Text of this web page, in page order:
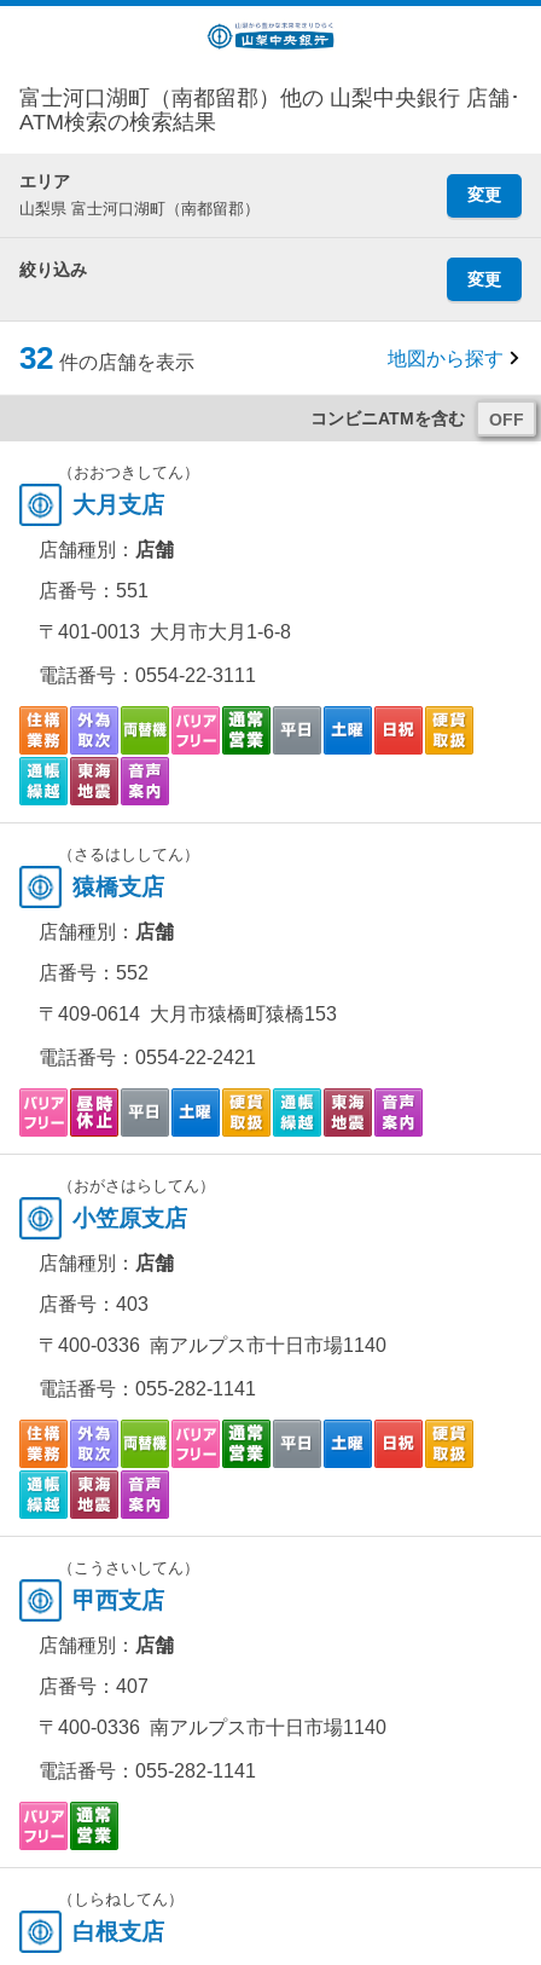
富士河口湖町（南都留郡）他の 山梨中央銀行 店舗･
ATM検索の検索結果
エリア
山梨県 富士河口湖町（南都留郡）
変更
絞り込み 変更
32 件の店舗を表示 地図から探す
コンビニATMを含む
（おおつきしてん）
大月支店
店舗種別： 店舗
店番号：551
〒401-0013 大月市大月1-6-8
電話番号： 0554-22-3111
（さるはししてん）
猿橋支店
店舗種別： 店舗
店番号：552
〒409-0614 大月市猿橋町猿橋153
電話番号： 0554-22-2421
（おがさはらしてん）
小笠原支店
店舗種別： 店舗
店番号：403
〒400-0336 南アルプス市十日市場1140
電話番号： 055-282-1141
（こうさいしてん）
甲西支店
店舗種別： 店舗
店番号：407
〒400-0336 南アルプス市十日市場1140
電話番号： 055-282-1141
（しらねしてん）
白根支店